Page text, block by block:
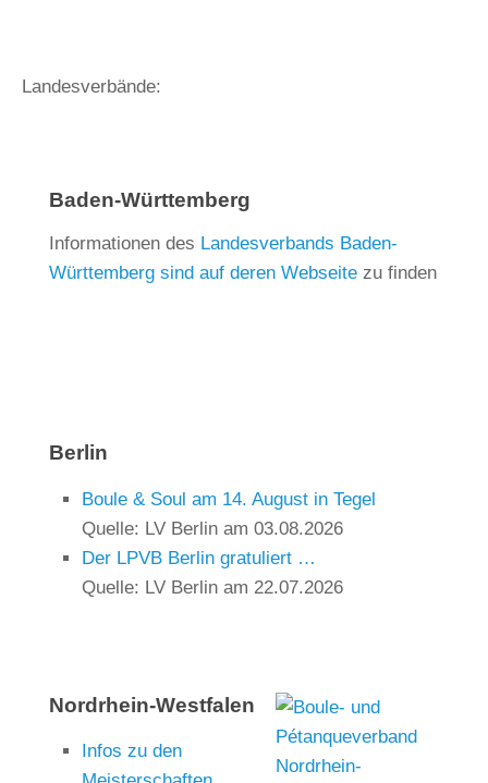
Landesverbände:
Baden-Württemberg
Informationen des Landesverbands Baden-
Württemberg sind auf deren Webseite zu finden
Berlin
Boule & Soul am 14. August in Tegel
Quelle: LV Berlin am 03.08.2026
Der LPVB Berlin gratuliert …
Quelle: LV Berlin am 22.07.2026
Nordrhein-Westfalen
Infos zu den